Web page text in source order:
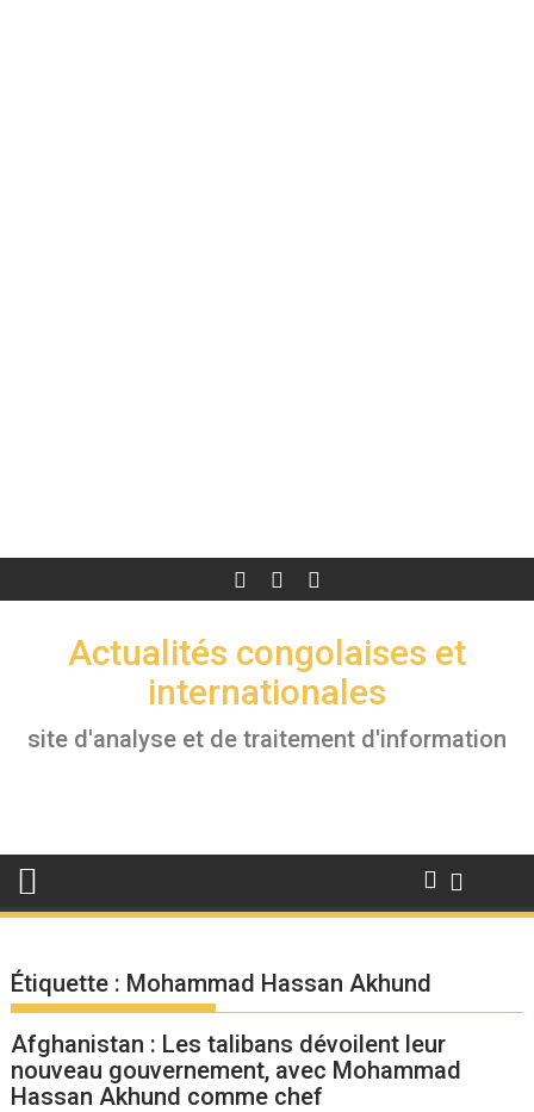
Actualités congolaises et
internationales
site d'analyse et de traitement d'information
Étiquette : Mohammad Hassan Akhund
Afghanistan : Les talibans dévoilent leur
nouveau gouvernement, avec Mohammad
Hassan Akhund comme chef